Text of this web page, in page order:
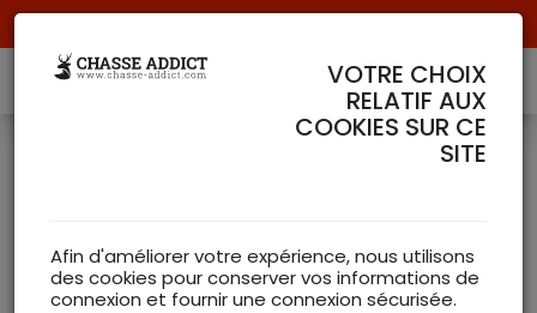
NEW
VOTRE CHOIX
RELATIF AUX
COOKIES SUR CE
SITE
Afin d'améliorer votre expérience, nous utilisons
des cookies pour conserver vos informations de
connexion et fournir une connexion sécurisée.